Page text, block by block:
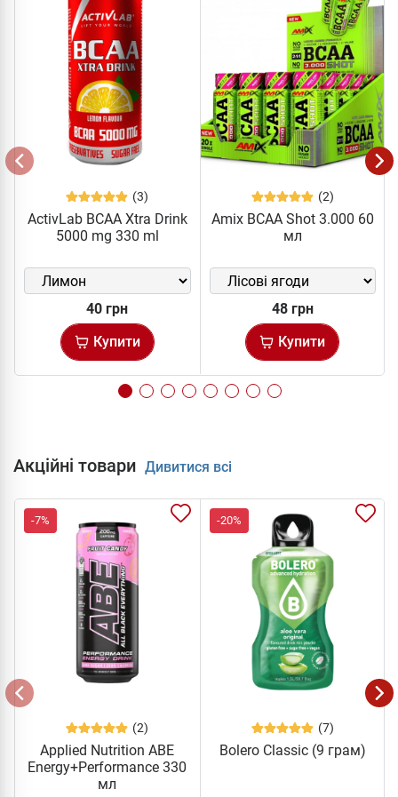
(3)
ActivLab BCAA Xtra Drink
5000 mg 330 ml
40 грн
Купити
(2)
Amix BCAA Shot 3.000 60
мл
48 грн
Купити
Акційні товари Дивитися всі
-7%
(2)
Applied Nutrition ABE
Energy+Performance 330
мл
-20%
(7)
Bolero Classic (9 грам)